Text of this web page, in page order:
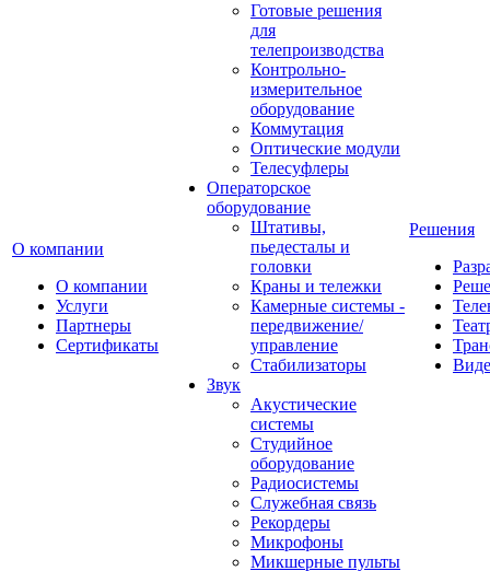
О компании
О компании
Услуги
Партнеры
Сертификаты
Готовые решения
для
телепроизводства
Контрольно-
измерительное
оборудование
Коммутация
Оптические модули
Телесуфлеры
Операторское
оборудование
Штативы,
пьедесталы и
головки
Краны и тележки
Камерные системы -
передвижение/
управление
Стабилизаторы
Звук
Акустические
системы
Студийное
оборудование
Радиосистемы
Служебная связь
Рекордеры
Микрофоны
Микшерные пульты
Решения